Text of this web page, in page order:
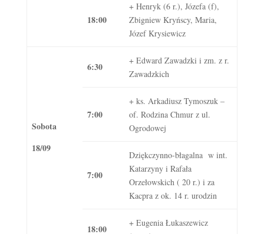
18:00
+ Henryk (6 r.), Józefa (f),
Zbigniew Kryńscy, Maria,
Józef Krysiewicz
Sobota
18/09
6:30
+ Edward Zawadzki i zm. z r.
Zawadzkich
7:00
+ ks. Arkadiusz Tymoszuk –
of. Rodzina Chmur z ul.
Ogrodowej
7:00
Dziękczynno-błagalna w int.
Katarzyny i Rafała
Orzełowskich ( 20 r.) i za
Kacpra z ok. 14 r. urodzin
18:00
+ Eugenia Łukaszewicz